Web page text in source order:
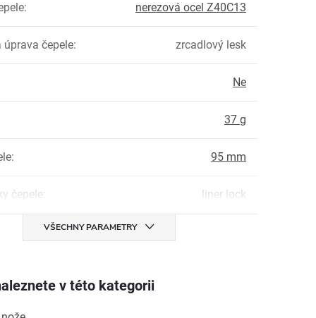
: nerezová ocel Z40C13
úprava čepele: zrcadlový lesk
Ne
37 g
: 95 mm
čepele: liner lock
VŠECHNY PARAMETRY
v této kategorii